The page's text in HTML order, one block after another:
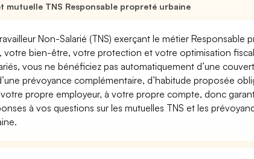
mutuelle TNS Responsable propreté urbaine
Non-Salarié (TNS) exerçant le métier Responsable
votre bien-être, votre protection et votre optimisation
vous ne bénéficiez pas automatiquement d’une
prévoyance complémentaire, d’habitude proposée
propre employeur, à votre propre compte, donc
à vos questions sur les mutuelles TNS et les